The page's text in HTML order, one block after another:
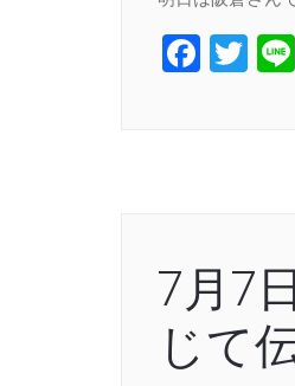
7月7
じて